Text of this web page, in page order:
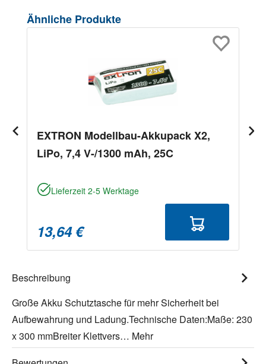
Produktgalerie überspringen
Ähnliche Produkte
EXTRON Modellbau-Akkupack X2,
LiPo, 7,4 V-/1300 mAh, 25C
Lieferzeit 2-5 Werktage
13,64 €
Beschreibung
Große Akku Schutztasche für mehr Sicherheit bei
Aufbewahrung und Ladung.Technische Daten:Maße: 230
x 300 mmBreiter Klettvers… Mehr